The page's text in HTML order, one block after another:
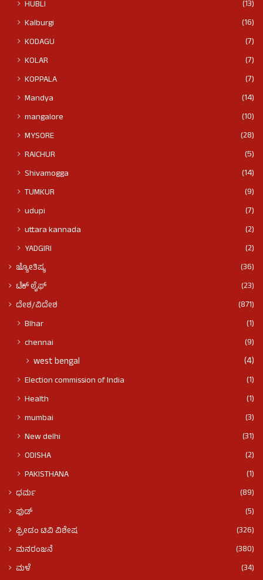
HUBLI
(13)
Kalburgi
(16)
KODAGU
(7)
KOLAR
(7)
KOPPALA
(7)
Mandya
(14)
mangalore
(10)
MYSORE
(28)
RAICHUR
(5)
Shivamogga
(14)
TUMKUR
(9)
udupi
(7)
uttara kannada
(2)
YADGIRI
(2)
ಜ್ಯೋತಿಷ್ಯ
(36)
ಟೆಕ್ ಲೈಫ್
(23)
ದೇಶ/ವಿದೇಶ
(871)
BIhar
(1)
chennai
(9)
west bengal (4)
Election commission of India
(1)
Health
(1)
mumbai
(3)
New delhi
(31)
ODISHA
(2)
PAKISTHANA
(1)
ಧರ್ಮ
(89)
ಫುಡ್​​
(5)
ಫ್ರೀಡಂ ಟಿವಿ ವಿಶೇಷ
(326)
ಮನರಂಜನೆ
(380)
ಮಳೆ
(34)